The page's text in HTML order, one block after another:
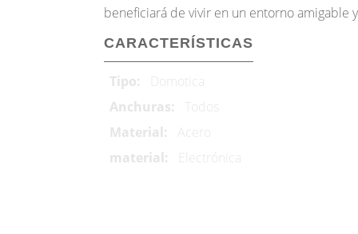
beneficiará de vivir en un entorno amigable
CARACTERÍSTICAS
Tipo:
Anchuras:
Todos
Material:
Acero
material:
Electrónica